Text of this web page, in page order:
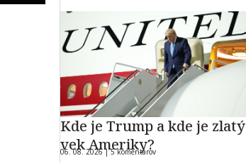
Kde je Trump a kde je zlatý
vek Ameriky?
06. 08. 2026 |5 komentárov